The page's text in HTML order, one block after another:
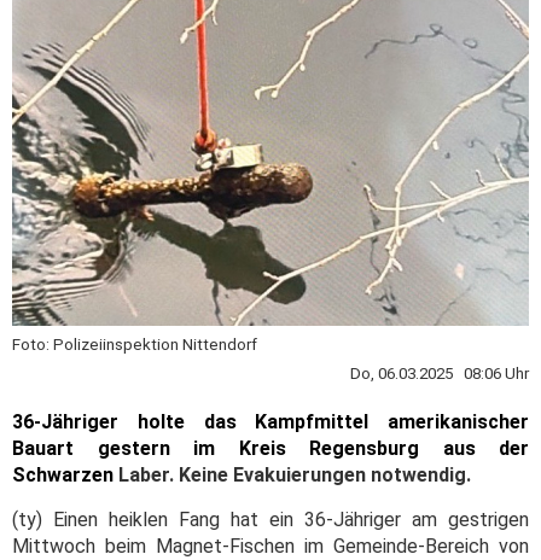
Foto: Polizeiinspektion Nittendorf
Do, 06.03.2025 08:06 Uhr
36-Jähriger holte das Kampfmittel amerikanischer
Bauart gestern im Kreis Regensburg aus der
Schwarzen Laber. Keine Evakuierungen notwendig.
(ty) Einen heiklen Fang hat ein 36-Jähriger am gestrigen
Mittwoch beim Magnet-Fischen im Gemeinde-Bereich von